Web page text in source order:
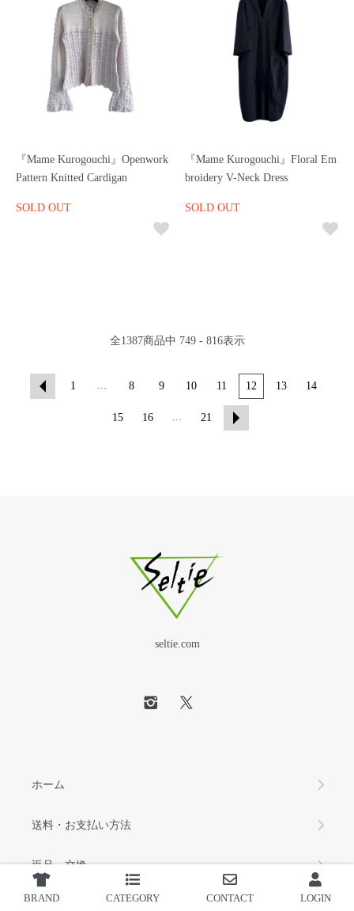
BRAND CATEGORY CONTACT LOGIN
『Mame Kurogouchi』Openwork
Pattern Knitted Cardigan
SOLD OUT
『Mame Kurogouchi』Floral Em
broidery V-Neck Dress
SOLD OUT
全1387商品中 749 - 816表示
1 ... 8 9 10 11 12 13 14
15 16 ... 21
seltie.com
ホーム
送料・お支払い方法
返品・交換
ラッピング・領収書